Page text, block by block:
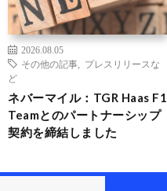
2026.08.05
その他の記事
プレスリリースな
ど
ネバーマイル：TGR Haas F1
Teamとのパートナーシップ
契約を締結しました